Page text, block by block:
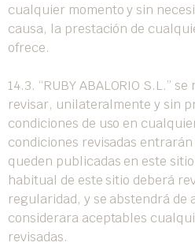
cualquier momento y sin
causa, la prestación de
ofrece.
14.3. “RUBY ABALORIO S.L.”
revisar, unilateralmente y sin
condiciones de uso en
condiciones revisadas
queden publicadas en este
habitual de este sitio deberá
regularidad, y se abstendrá de
considerara aceptables
revisadas.